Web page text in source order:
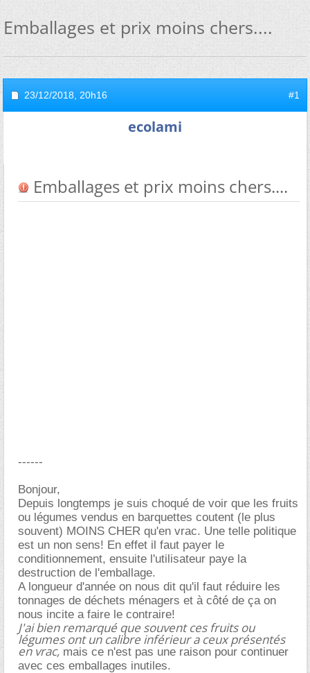
Emballages et prix moins chers....
23/12/2018, 20h16 #1
ecolami
Emballages et prix moins chers....
------
Bonjour,
Depuis longtemps je suis choqué de voir que les fruits
ou légumes vendus en barquettes coutent (le plus
souvent) MOINS CHER qu'en vrac. Une telle politique
est un non sens! En effet il faut payer le
conditionnement, ensuite l'utilisateur paye la
destruction de l'emballage.
A longueur d'année on nous dit qu'il faut réduire les
tonnages de déchets ménagers et à côté de ça on
nous incite a faire le contraire!
J'ai bien remarqué que souvent ces fruits ou
légumes ont un calibre inférieur a ceux présentés
en vrac, mais ce n'est pas une raison pour continuer
avec ces emballages inutiles.